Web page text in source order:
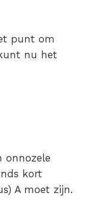
punt om
nu het
onnozele
kort
A moet zijn.